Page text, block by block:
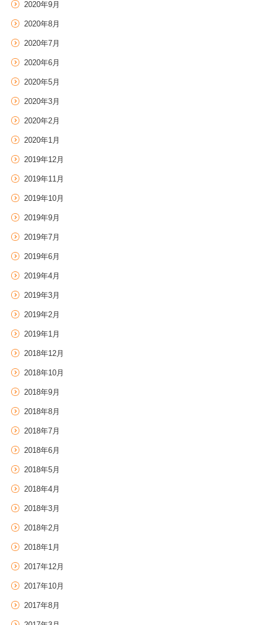
2020年9月
2020年8月
2020年7月
2020年6月
2020年5月
2020年3月
2020年2月
2020年1月
2019年12月
2019年11月
2019年10月
2019年9月
2019年7月
2019年6月
2019年4月
2019年3月
2019年2月
2019年1月
2018年12月
2018年10月
2018年9月
2018年8月
2018年7月
2018年6月
2018年5月
2018年4月
2018年3月
2018年2月
2018年1月
2017年12月
2017年10月
2017年8月